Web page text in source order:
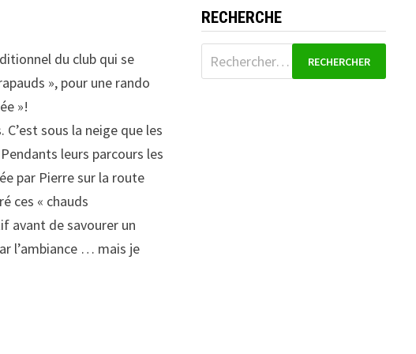
du club qui se
», pour une rando
»!
sous la neige que les
leurs parcours les
par Pierre sur la route
ces « chauds
avant de savourer un
l’ambiance … mais je
RECHERCHE
Rechercher :